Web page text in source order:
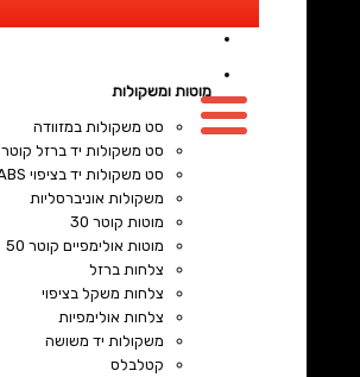
מוטות ומשקולות
סט משקולות במזוודה
סט משקולות יד ברזל קוטר 30 מ"מ
סט משקולות יד בציפוי ABS
משקולות אוניברסליות
מוטות קוטר 30
מוטות אולימפיים קוטר 50
צלחות ברזל
צלחות משקל בציפוי
צלחות אולימפיות
משקולות יד משושה
קטלבלס